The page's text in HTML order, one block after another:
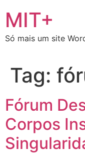
para
conteúdo
MIT+
Só mais um site
Tag:
Fórum
Corpos